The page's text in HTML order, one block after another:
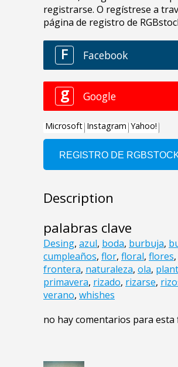
Description
palabras clave
Desing, azul, boda, burbuja,
cumpleaños, flor, floral, flores,
frontera, naturaleza, ola,
primavera, rizado, rizarse,
verano, whishes
no hay comentarios para